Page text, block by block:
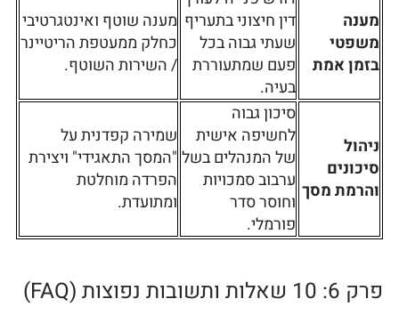
מענה
משפטי
בזמן אמת
דין חיצוני בתעריף
שעתי גבוה בכל
פעם שמתעוררת
בעיה.
מענה שוטף ואינטגרטיבי
כחלק ממעטפת הריטיינר
/ השירות השוטף.
ניהול
סיכונים
והרמת מסך
סיכון גבוה
לחשיפה אישית
של המנהלים בשל
ערבוב סמכויות
וחוסר סדר
פורמלי.
שמירה קפדנית על
"המסך התאגידי" ויצירת
הפרדה מוחלטת
ומתועדת.
פרק 6: 10 שאלות ותשובות נפוצות (FAQ)